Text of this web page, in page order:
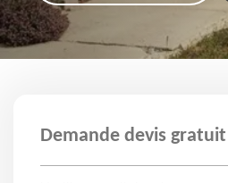
Demande devis gratuit